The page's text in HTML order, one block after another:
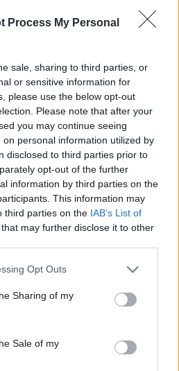
Process My Personal
sale, sharing to third parties, or
or sensitive information for
please use the below opt-out
Please note that after your
you may continue seeing
personal information utilized by
disclosed to third parties prior to
opt-out of the further
information by third parties on the
This information may
third parties on the IAB’s List of
that may further disclose it to other
app uses one or more Google
behaviour. You may click to
and its third-party tags to
purposes in below Google
Opt Outs
Sharing of my
Sale of my
menù del sito o
Rally Gallura
W
h
at
s
A
p
S
h
a
re
precedente